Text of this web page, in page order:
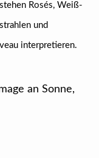
Rosés, Weiß-
und
interpretieren.
an Sonne,